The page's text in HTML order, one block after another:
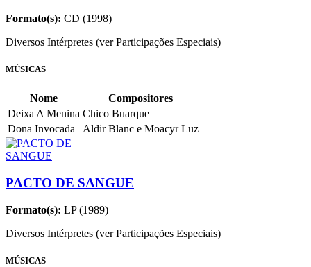
Formato(s): CD (1998)
Diversos Intérpretes (ver Participações Especiais)
MÚSICAS
Nome
Compositores
Deixa A Menina Chico Buarque
Dona Invocada
Aldir Blanc e Moacyr Luz
PACTO DE SANGUE
Formato(s): LP (1989)
Diversos Intérpretes (ver Participações Especiais)
MÚSICAS